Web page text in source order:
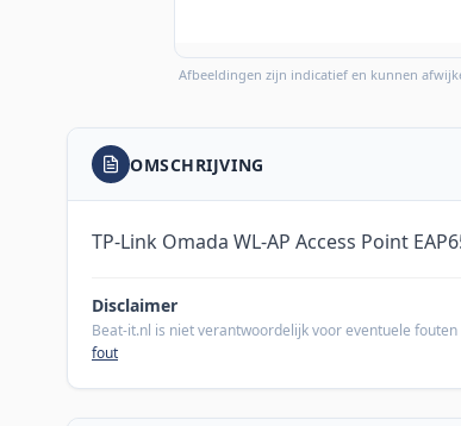
Afbeeldingen zijn indicatief en kunnen
OMSCHRIJVING
TP-Link Omada WL-AP Access Point
Disclaimer
Beat-it.nl is niet verantwoordelijk voor eventuele
fout